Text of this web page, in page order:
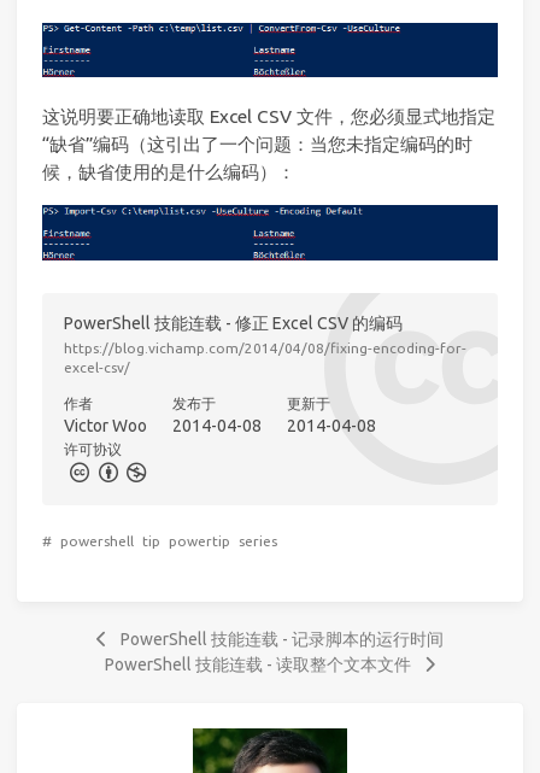
这说明要正确地读取 Excel CSV 文件，您必须显式地指定
“缺省”编码（这引出了一个问题：当您未指定编码的时
候，缺省使用的是什么编码）：
PowerShell 技能连载 - 修正 Excel CSV 的编码
https://blog.vichamp.com/2014/04/08/fixing-encoding-for-
excel-csv/
作者
Victor Woo
发布于
2014-04-08
更新于
2014-04-08
许可协议
# powershell tip powertip series
PowerShell 技能连载 - 记录脚本的运行时间
PowerShell 技能连载 - 读取整个文本文件